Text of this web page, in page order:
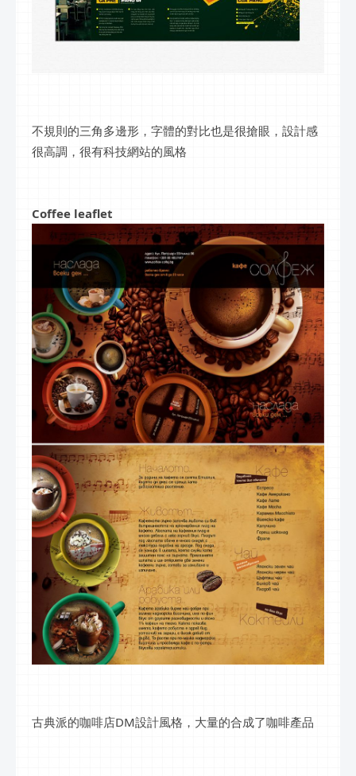
不規則的三角多邊形，字體的對比也是很搶眼，設計感
很高調，很有科技網站的風格
Coffee leaflet
古典派的咖啡店DM設計風格，大量的合成了咖啡產品